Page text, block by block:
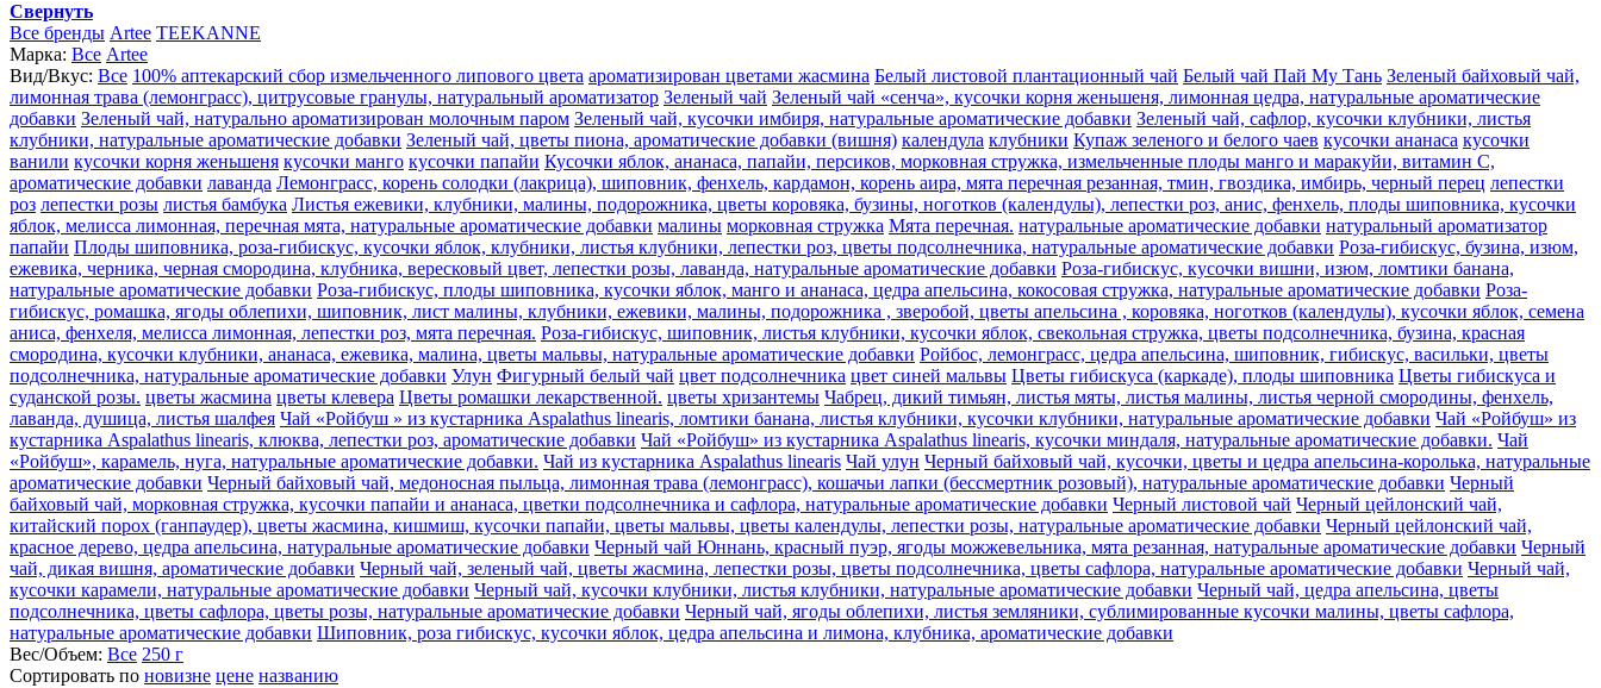
Свернуть
Все бренды Artee TEEKANNE
Марка: Все Artee
Вид/Вкус: Все 100% аптекарский сбор измельченного липового цвета ароматизирован цветами жасмина Белый листовой плантационный чай Белый чай Пай Му Тань Зеленый байховый чай,
лимонная трава (лемонграсс), цитрусовые гранулы, натуральный ароматизатор Зеленый чай Зеленый чай «сенча», кусочки корня женьшеня, лимонная цедра, натуральные ароматические
добавки Зеленый чай, натурально ароматизирован молочным паром Зеленый чай, кусочки имбиря, натуральные ароматические добавки Зеленый чай, сафлор, кусочки клубники, листья
клубники, натуральные ароматические добавки Зеленый чай, цветы пиона, ароматические добавки (вишня) календула клубники Купаж зеленого и белого чаев кусочки ананаса кусочки
ванили кусочки корня женьшеня кусочки манго кусочки папайи Кусочки яблок, ананаса, папайи, персиков, морковная стружка, измельченные плоды манго и маракуйи, витамин С,
ароматические добавки лаванда Лемонграсс, корень солодки (лакрица), шиповник, фенхель, кардамон, корень аира, мята перечная резанная, тмин, гвоздика, имбирь, черный перец лепестки
роз лепестки розы листья бамбука Листья ежевики, клубники, малины, подорожника, цветы коровяка, бузины, ноготков (календулы), лепестки роз, анис, фенхель, плоды шиповника, кусочки
яблок, мелисса лимонная, перечная мята, натуральные ароматические добавки малины морковная стружка Мята перечная. натуральные ароматические добавки натуральный ароматизатор
папайи Плоды шиповника, роза-гибискус, кусочки яблок, клубники, листья клубники, лепестки роз, цветы подсолнечника, натуральные ароматические добавки Роза-гибискус, бузина, изюм,
ежевика, черника, черная смородина, клубника, вересковый цвет, лепестки розы, лаванда, натуральные ароматические добавки Роза-гибискус, кусочки вишни, изюм, ломтики банана,
натуральные ароматические добавки Роза-гибискус, плоды шиповника, кусочки яблок, манго и ананаса, цедра апельсина, кокосовая стружка, натуральные ароматические добавки Роза-
гибискус, ромашка, ягоды облепихи, шиповник, лист малины, клубники, ежевики, малины, подорожника , зверобой, цветы апельсина , коровяка, ноготков (календулы), кусочки яблок, семена
аниса, фенхеля, мелисса лимонная, лепестки роз, мята перечная. Роза-гибискус, шиповник, листья клубники, кусочки яблок, свекольная стружка, цветы подсолнечника, бузина, красная
смородина, кусочки клубники, ананаса, ежевика, малина, цветы мальвы, натуральные ароматические добавки Ройбос, лемонграсc, цедра апельсина, шиповник, гибискус, васильки, цветы
подсолнечника, натуральные ароматические добавки Улун Фигурный белый чай цвет подсолнечника цвет синей мальвы Цветы гибискуса (каркаде), плоды шиповника Цветы гибискуса и
суданской розы. цветы жасмина цветы клевера Цветы ромашки лекарственной. цветы хризантемы Чабрец, дикий тимьян, листья мяты, листья малины, листья черной смородины, фенхель,
лаванда, душица, листья шалфея Чай «Ройбуш » из кустарника Aspalathus linearis, ломтики банана, листья клубники, кусочки клубники, натуральные ароматические добавки Чай «Ройбуш» из
кустарника Aspalathus linearis, клюква, лепестки роз, ароматические добавки Чай «Ройбуш» из кустарника Aspalathus linearis, кусочки миндаля, натуральные ароматические добавки. Чай
«Ройбуш», карамель, нуга, натуральные ароматические добавки. Чай из кустарника Aspalathus linearis Чай улун Черный байховый чай, кусочки, цветы и цедра апельсина-королька, натуральные
ароматические добавки Черный байховый чай, медоносная пыльца, лимонная трава (лемонграсс), кошачьи лапки (бессмертник розовый), натуральные ароматические добавки Черный
байховый чай, морковная стружка, кусочки папайи и ананаса, цветки подсолнечника и сафлора, натуральные ароматические добавки Черный листовой чай Черный цейлонский чай,
китайский порох (ганпаудер), цветы жасмина, кишмиш, кусочки папайи, цветы мальвы, цветы календулы, лепестки розы, натуральные ароматические добавки Черный цейлонский чай,
красное дерево, цедра апельсина, натуральные ароматические добавки Черный чай Юннань, красный пуэр, ягоды можжевельника, мята резанная, натуральные ароматические добавки Черный
чай, дикая вишня, ароматические добавки Черный чай, зеленый чай, цветы жасмина, лепестки розы, цветы подсолнечника, цветы сафлора, натуральные ароматические добавки Черный чай,
кусочки карамели, натуральные ароматические добавки Черный чай, кусочки клубники, листья клубники, натуральные ароматические добавки Черный чай, цедра апельсина, цветы
подсолнечника, цветы сафлора, цветы розы, натуральные ароматические добавки Черный чай, ягоды облепихи, листья земляники, сублимированные кусочки малины, цветы сафлора,
натуральные ароматические добавки Шиповник, роза гибискус, кусочки яблок, цедра апельсина и лимона, клубника, ароматические добавки
Вес/Объем: Все 250 г
Сортировать по новизне цене названию